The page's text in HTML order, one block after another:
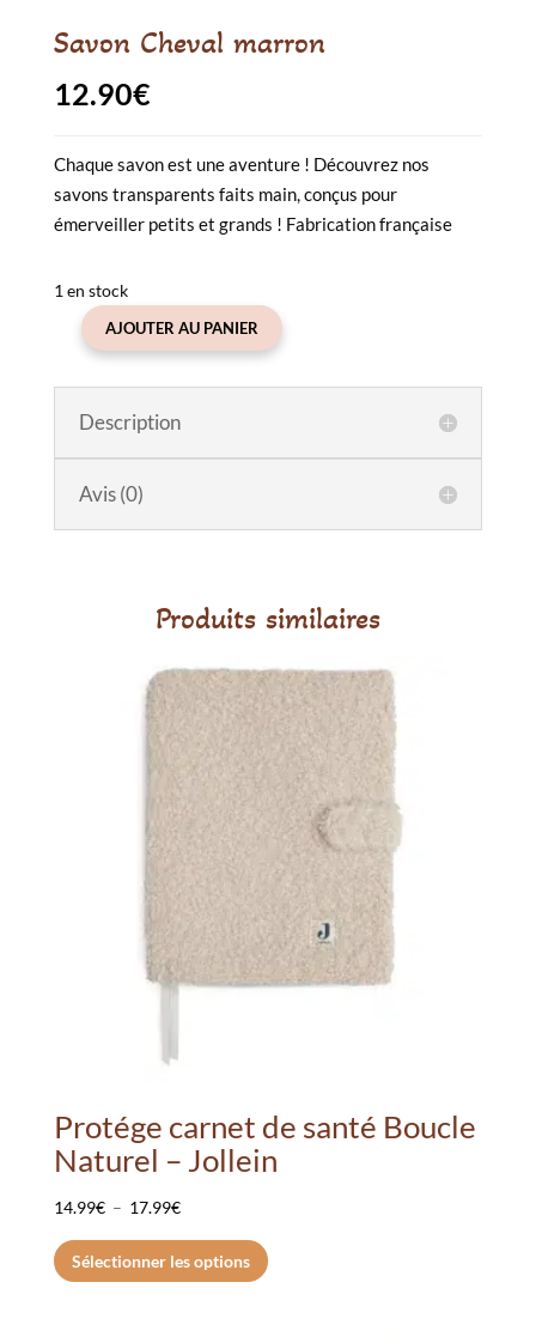
Savon Cheval marron
12.90€
Chaque savon est une aventure ! Découvrez nos
savons transparents faits main, conçus pour
émerveiller petits et grands ! Fabrication française
1 en stock
quantité
Cheval
marron
AJOUTER AU PANIER
Description
Avis (0)
Produits similaires
Protége carnet de santé Boucle
Naturel – Jollein
14.99€ – 17.99€Plage
de
prix :
Sélectionner les options
produit